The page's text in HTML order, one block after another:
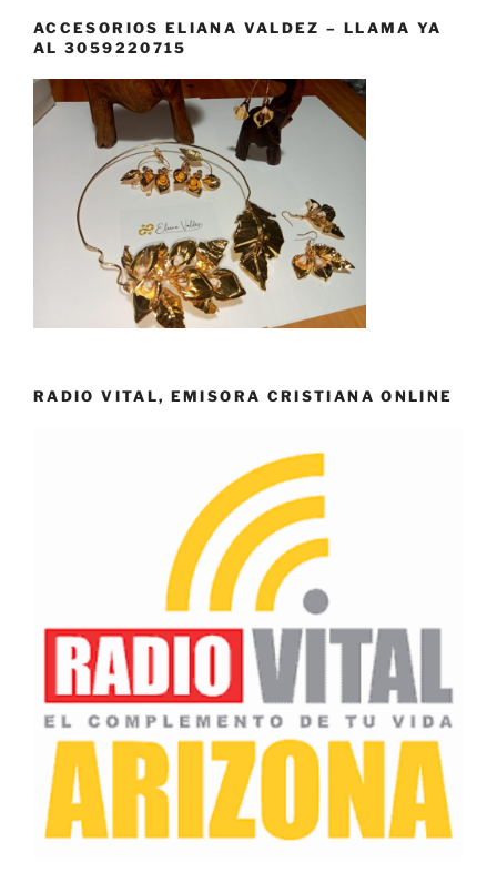
ACCESORIOS ELIANA VALDEZ – LLAMA YA
AL 3059220715
RADIO VITAL, EMISORA CRISTIANA ONLINE